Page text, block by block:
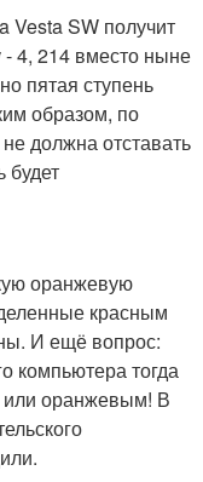
SW получит
4, 214 вместо ныне
пятая ступень
образом, по
должна отставать
будет
оранжевую
красным
И ещё вопрос:
компьютера тогда
оранжевым! В